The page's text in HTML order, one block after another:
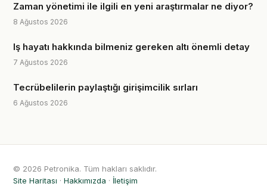
Zaman yönetimi ile ilgili en yeni araştırmalar ne diyor?
8 Ağustos 2026
Iş hayatı hakkında bilmeniz gereken altı önemli detay
7 Ağustos 2026
Tecrübelilerin paylaştığı girişimcilik sırları
6 Ağustos 2026
© 2026 Petronika. Tüm hakları saklıdır.
Site Haritası · Hakkımızda · İletişim